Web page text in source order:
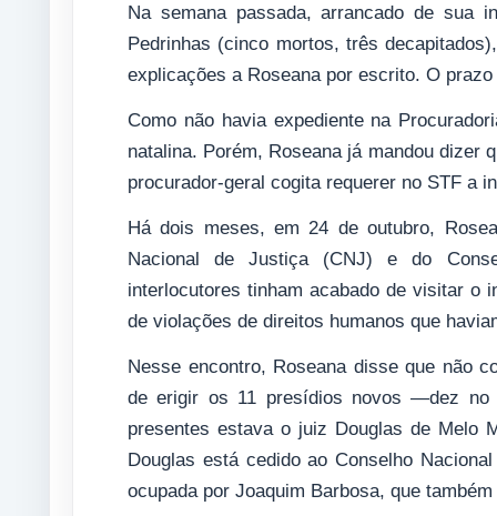
Na semana passada, arrancado de sua
Pedrinhas (cinco mortos, três
explicações a Roseana por escrito. O
Como não havia expediente na
natalina. Porém, Roseana já mandou dizer
procurador-geral cogita requerer no STF a
Há dois meses, em 24 de outubro,
Nacional de Justiça (CNJ) e do
interlocutores tinham acabado de visitar o
de violações de direitos humanos que
Nesse encontro, Roseana disse que não
de erigir os 11 presídios novos —dez
presentes estava o juiz Douglas de Melo
Douglas está cedido ao Conselho
ocupada por Joaquim Barbosa, que